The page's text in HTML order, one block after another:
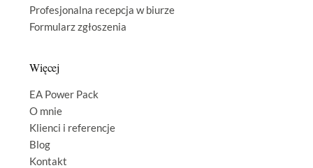
Profesjonalna recepcja w biurze
Formularz zgłoszenia
Więcej
EA Power Pack
O mnie
Klienci i referencje
Blog
Kontakt